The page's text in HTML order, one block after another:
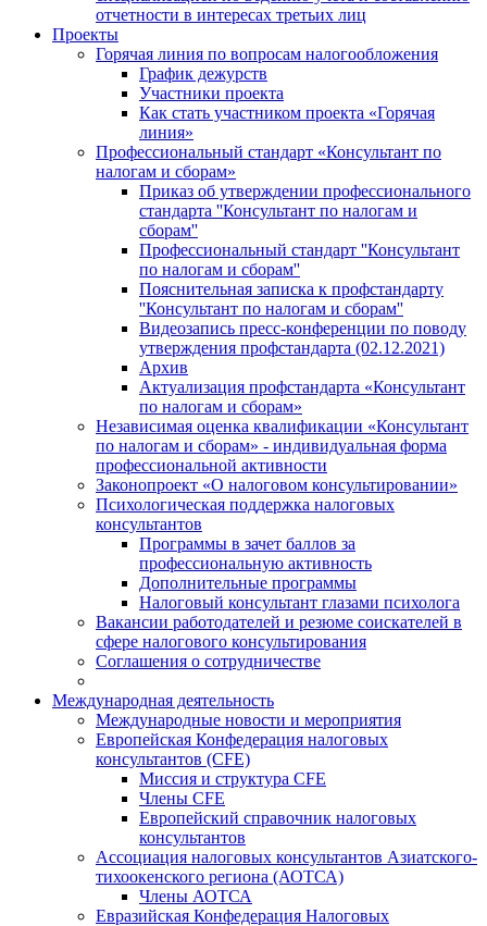
отчетности в интересах третьих лиц
Проекты
Горячая линия по вопросам налогообложения
График дежурств
Участники проекта
Как стать участником проекта «Горячая
линия»
Профессиональный стандарт «Консультант по
налогам и сборам»
Приказ об утверждении профессионального
стандарта ''Консультант по налогам и
сборам''
Профессиональный стандарт ''Консультант
по налогам и сборам''
Пояснительная записка к профстандарту
''Консультант по налогам и сборам''
Видеозапись пресс-конференции по поводу
утверждения профстандарта (02.12.2021)
Архив
Актуализация профстандарта «Консультант
по налогам и сборам»
Независимая оценка квалификации «Консультант
по налогам и сборам» - индивидуальная форма
профессиональной активности
Законопроект «О налоговом консультировании»
Психологическая поддержка налоговых
консультантов
Программы в зачет баллов за
профессиональную активность
Дополнительные программы
Налоговый консультант глазами психолога
Вакансии работодателей и резюме соискателей в
сфере налогового консультирования
Соглашения о сотрудничестве
Международная деятельность
Международные новости и мероприятия
Европейская Конфедерация налоговых
консультантов (CFE)
Миссия и структура CFE
Члены CFE
Европейский справочник налоговых
консультантов
Ассоциация налоговых консультантов Азиатского-
тихоокенского региона (АОТСА)
Члены АОТСА
Евразийская Конфедерация Налоговых